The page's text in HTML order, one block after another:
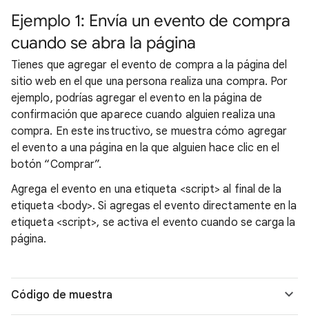
Ejemplo 1: Envía un evento de compra
cuando se abra la página
Tienes que agregar el evento de compra a la página del
sitio web en el que una persona realiza una compra. Por
ejemplo, podrías agregar el evento en la página de
confirmación que aparece cuando alguien realiza una
compra. En este instructivo, se muestra cómo agregar
el evento a una página en la que alguien hace clic en el
botón “Comprar”.
Agrega el evento en una etiqueta <script> al final de la
etiqueta <body>. Si agregas el evento directamente en la
etiqueta <script>, se activa el evento cuando se carga la
página.
Código de muestra